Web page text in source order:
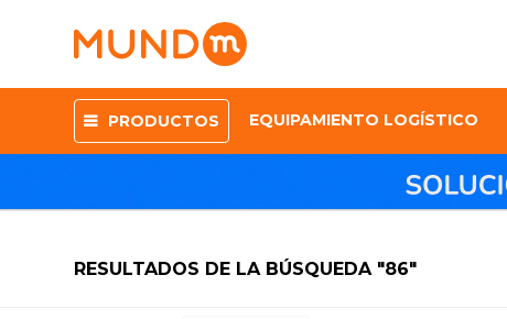
PRODUCTOS EQUIPAMIENTO LOGÍSTICO
RESULTADOS DE LA BÚSQUEDA "86"